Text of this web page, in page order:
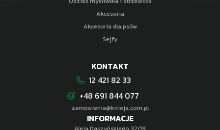
Akcesoria
Akcesoria dla psów
Sejfy
INFORMACJE
KONTAKT
12 421 82 33
+48 691 844 077
zamowienia@knieja.com.pl